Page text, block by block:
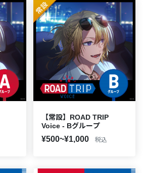
【常設】ROAD TRIP
Voice - Bグループ
¥500~¥1,000 税込